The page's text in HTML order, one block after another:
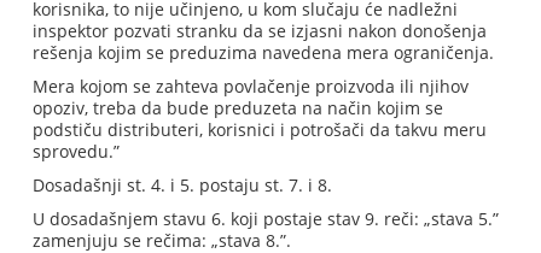
korisnika, to nije učinjeno, u kom slučaju će nadležni
inspektor pozvati stranku da se izjasni nakon donošenja
rešenja kojim se preduzima navedena mera ograničenja.
Mera kojom se zahteva povlačenje proizvoda ili njihov
opoziv, treba da bude preduzeta na način kojim se
podstiču distributeri, korisnici i potrošači da takvu meru
sprovedu.”
Dosadašnji st. 4. i 5. postaju st. 7. i 8.
U dosadašnjem stavu 6. koji postaje stav 9. reči: „stava 5.”
zamenjuju se rečima: „stava 8.”.